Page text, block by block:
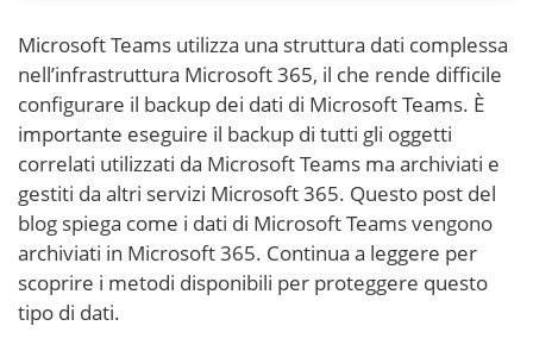
Microsoft Teams utilizza una struttura dati complessa
nell’infrastruttura Microsoft 365, il che rende difficile
configurare il backup dei dati di Microsoft Teams. È
importante eseguire il backup di tutti gli oggetti
correlati utilizzati da Microsoft Teams ma archiviati e
gestiti da altri servizi Microsoft 365. Questo post del
blog spiega come i dati di Microsoft Teams vengono
archiviati in Microsoft 365. Continua a leggere per
scoprire i metodi disponibili per proteggere questo
tipo di dati.